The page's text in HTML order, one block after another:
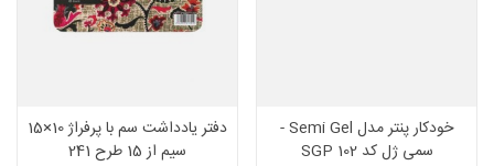
خودکار پنتر مدل Semi Gel -
سمی ژل کد SGP 102
دفتر یادداشت سم با پرفراژ 10×15
سیم از 15 طرح 241